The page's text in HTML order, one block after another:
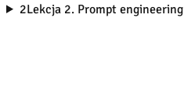
2Lekcja 2. Prompt engineering